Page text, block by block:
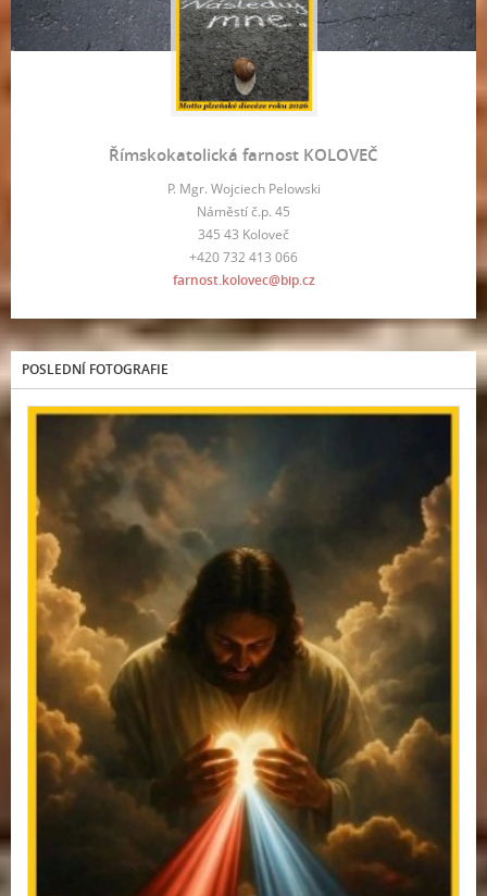
Římskokatolická farnost KOLOVEČ
P. Mgr. Wojciech Pelowski
Náměstí č.p. 45
345 43 Koloveč
+420 732 413 066
farnost.kolovec@bip.cz
POSLEDNÍ FOTOGRAFIE